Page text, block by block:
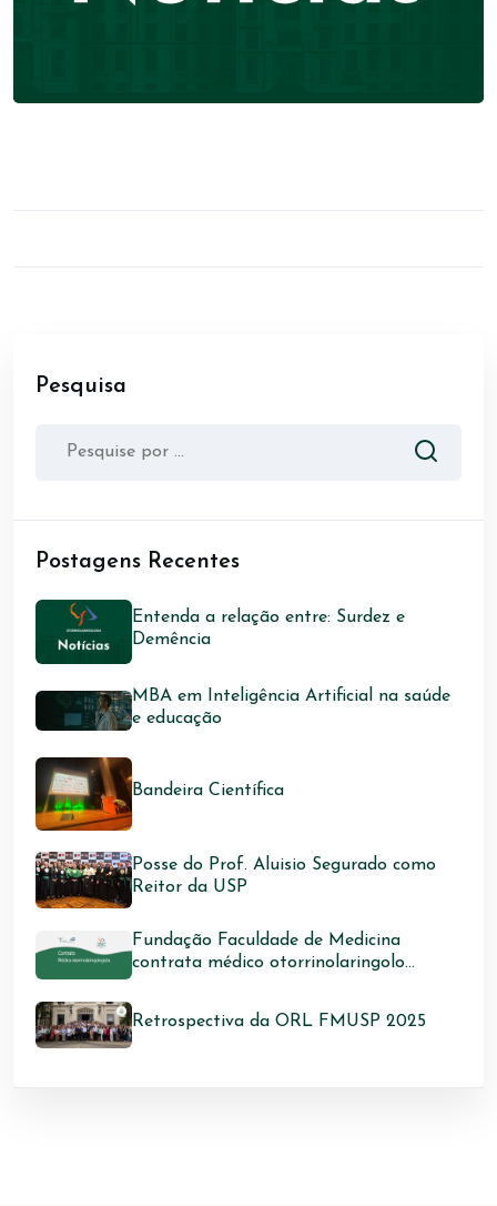
Pesquisa
Postagens Recentes
Entenda a relação entre: Surdez e
Demência
MBA em Inteligência Artificial na saúde
e educação
Bandeira Científica
Posse do Prof. Aluisio Segurado como
Reitor da USP
Fundação Faculdade de Medicina
contrata médico otorrinolaringolo...
Retrospectiva da ORL FMUSP 2025